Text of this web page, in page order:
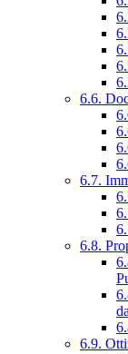
6.6.
6.7.
6.8.
6.9.